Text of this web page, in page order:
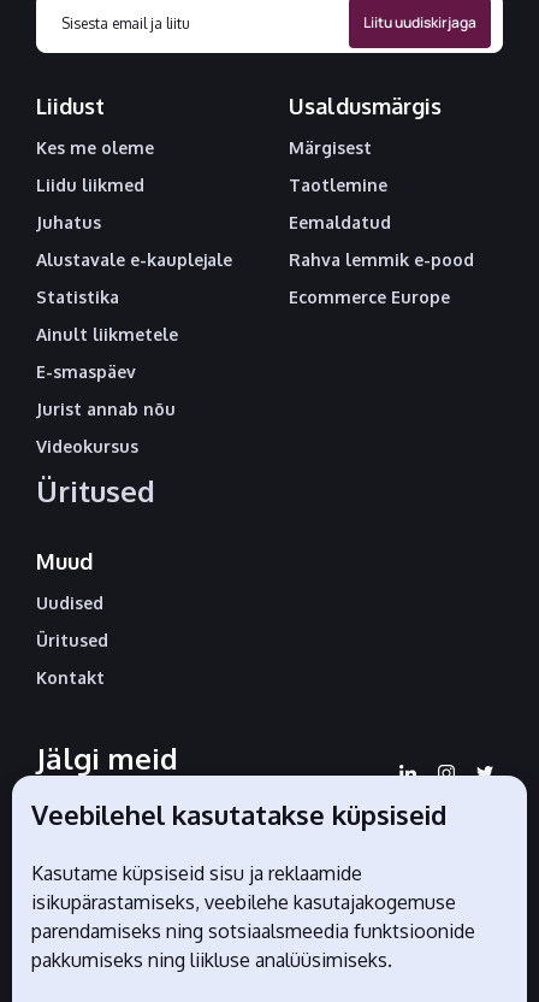
Liidust
Kes me oleme
Liidu liikmed
Juhatus
Alustavale e-kauplejale
Statistika
Ainult liikmetele
E-smaspäev
Jurist annab nõu
Videokursus
Üritused
Usaldusmärgis
Märgisest
Taotlemine
Eemaldatud
Rahva lemmik e-pood
Ecommerce Europe
Muud
Uudised
Üritused
Kontakt
Jälgi meid
sotsiaalmeedias
Liidu ametlikud partnerid
Veebilehel kasutatakse küpsiseid
Kasutame küpsiseid sisu ja reklaamide
isikupärastamiseks, veebilehe kasutajakogemuse
parendamiseks ning sotsiaalsmeedia funktsioonide
pakkumiseks ning liikluse analüüsimiseks.